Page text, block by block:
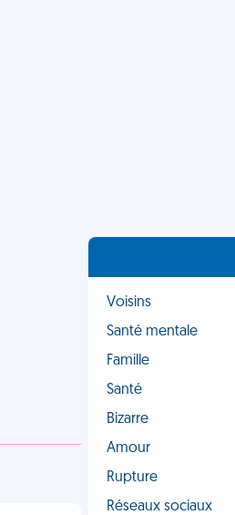
Voisins
Santé mentale
Famille
Santé
Bizarre
Amour
Rupture
Réseaux sociaux